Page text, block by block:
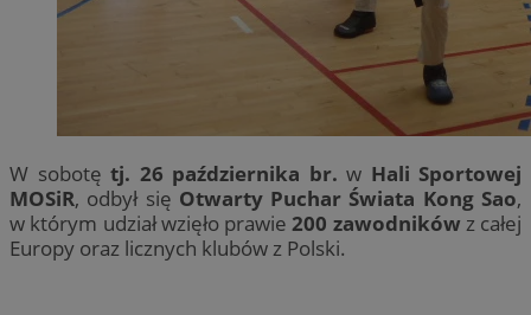
W sobotę tj. 26 października br. w Hali Sportowej
MOSiR, odbył się Otwarty Puchar Świata Kong Sao,
w którym udział wzięło prawie200 zawodników z całej
Europy oraz licznych klubów z Polski.